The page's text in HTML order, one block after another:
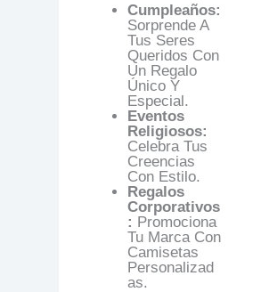
Cumpleaños:
Sorprende A
Tus Seres
Queridos Con
Un Regalo
Único Y
Especial.
Eventos
Religiosos:
Celebra Tus
Creencias
Con Estilo.
Regalos
Corporativos
: Promociona
Tu Marca Con
Camisetas
Personalizad
As.